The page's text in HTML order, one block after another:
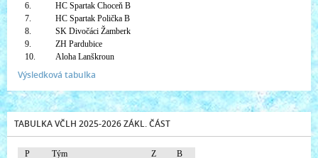
6.
HC Spartak Choceň B
7.
HC Spartak Polička B
8.
SK Divočáci Žamberk
9.
ZH Pardubice
10.
Aloha Lanškroun
Výsledková tabulka
TABULKA VČLH 2025-2026 ZÁKL. ČÁST
P Tým Z
B